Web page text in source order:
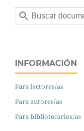
INFORMACIÓN
Para lectores/as
Para autores/as
Para bibliotecarios/as